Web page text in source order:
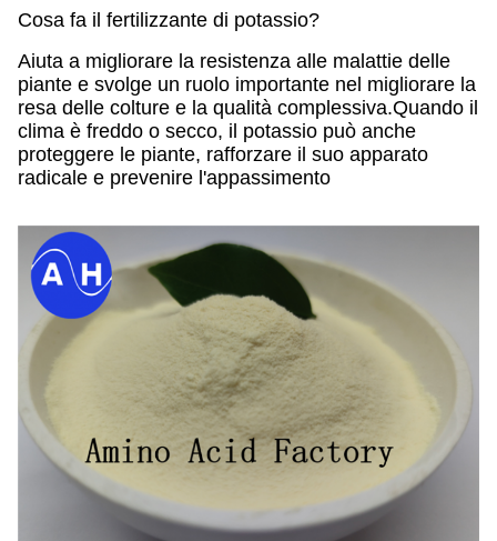
Cosa fa il fertilizzante di potassio?
Aiuta a migliorare la resistenza alle malattie delle
piante e svolge un ruolo importante nel migliorare la
resa delle colture e la qualità complessiva.Quando il
clima è freddo o secco, il potassio può anche
proteggere le piante, rafforzare il suo apparato
radicale e prevenire l'appassimento